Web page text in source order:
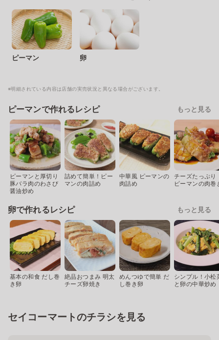
ピーマン 卵
※明細されている内容は店舗の実売状況と異なる場合がございます。
ピーマンで作れるレシピ もっと見る
ピーマンと厚切り
豚バラ肉のわさび
醤油炒め
詰めて簡単！ピー
マンの肉詰め
中華風 ピーマンの
肉詰め
チーズたっぷり
ピーマンの肉巻
卵で作れるレシピ もっと見る
基本の和食 だし巻
き卵
絶品おつまみ 明太
チーズ卵焼き
めんつゆで簡単 だ
し巻き卵
シンプル！小松
と卵の中華炒め
セイコーマートのチラシを見る